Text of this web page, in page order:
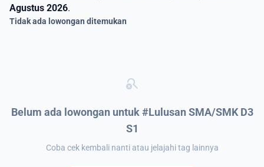
Agustus 2026.
Tidak ada lowongan ditemukan
search_off
Belum ada lowongan untuk #Lulusan SMA/SMK D3
S1
Coba cek kembali nanti atau jelajahi tag lainnya